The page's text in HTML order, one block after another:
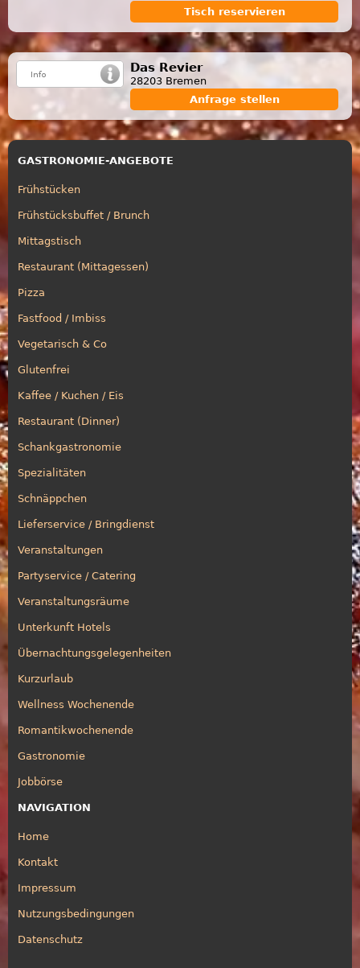
Tisch reservieren
Das Revier
28203 Bremen
Anfrage stellen
GASTRONOMIE-ANGEBOTE
Frühstücken
Frühstücksbuffet / Brunch
Mittagstisch
Restaurant (Mittagessen)
Pizza
Fastfood / Imbiss
Vegetarisch & Co
Glutenfrei
Kaffee / Kuchen / Eis
Restaurant (Dinner)
Schankgastronomie
Spezialitäten
Schnäppchen
Lieferservice / Bringdienst
Veranstaltungen
Partyservice / Catering
Veranstaltungsräume
Unterkunft Hotels
Übernachtungsgelegenheiten
Kurzurlaub
Wellness Wochenende
Romantikwochenende
Gastronomie
Jobbörse
NAVIGATION
Home
Kontakt
Impressum
Nutzungsbedingungen
Datenschutz